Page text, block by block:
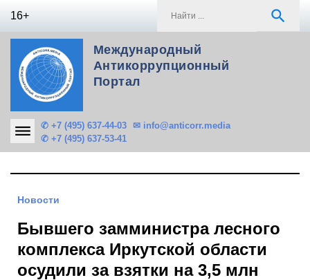
16+ search
Международный
Антикоррупционный
Портал
✆ +7 (495) 637-44-03
✆ +7 (495) 637-53-41
✉ info@anticorr.media
Новости
Бывшего замминистра лесного
комплекса Иркутской области
осудили за взятки на 3,5 млн